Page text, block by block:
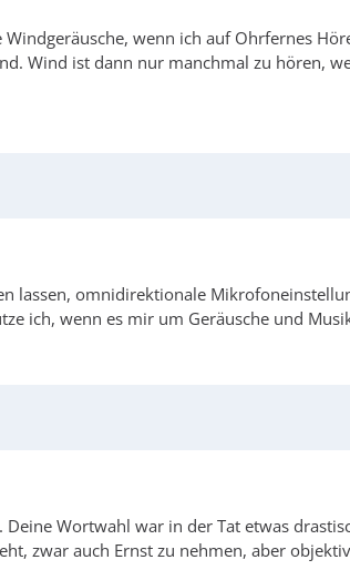
wenn ich auf Ohrfernes
Wind ist dann nur manchmal zu hören,
lassen, omnidirektionale
ich, wenn es mir um Geräusche und
Wortwahl war in der Tat etwas
zwar auch Ernst zu nehmen, aber